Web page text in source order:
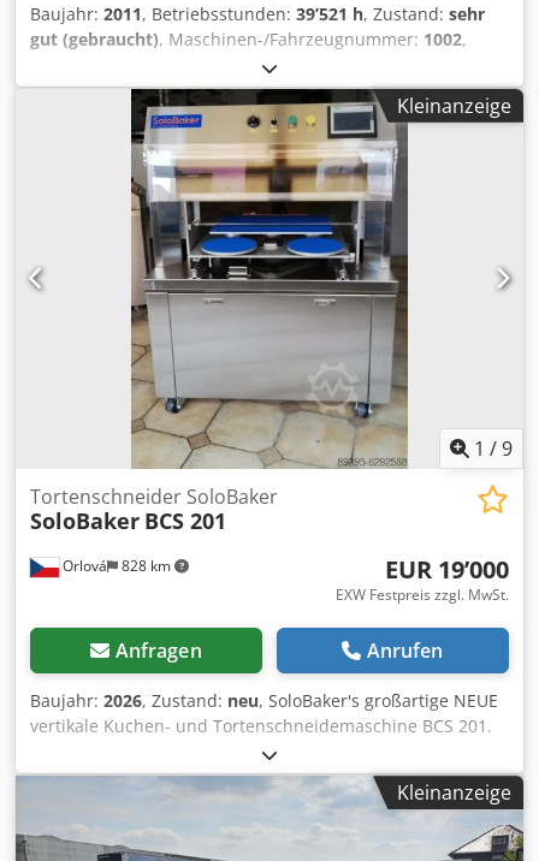
Baujahr: 2011, Betriebsstunden: 39’521 h, Zustand: sehr
gut (gebraucht), Maschinen-/Fahrzeugnummer: 1002,
Artikel-Nr.: DSD.2C Ausrüstung / weitere Angaben:
Crsdpeyhpqtsfx Agmsf Der Kompressor ist wassergekühlt
und verfügt über eine Wärmerückgewinnung.
Nennleistung: 110,0 kW Motordrehzahl: 1485 1/min Max.
Betriebsüberdruck: 8,5 bar Umgebungstemperatur:
Kleinanzeige
1 /9
Orlová 828 km
Tortenschneider SoloBaker
SoloBaker BCS 201
EUR 19’000
EXW Festpreis zzgl. MwSt.
Anfragen Anrufen
Baujahr: 2026, Zustand: neu, SoloBaker's großartige NEUE
vertikale Kuchen- und Tortenschneidemaschine BCS 201.
Universelle automatische Messerschneidemaschine mit
Drehtisch zum Schneiden aller Arten von Kuchen und
Torten. Die solide Konstruktion, das präzise
Antriebssystem, die automatische Reinigung, die
Klingenheizung und die einstellbare Geschwindigkeit des
Kleinanzeige